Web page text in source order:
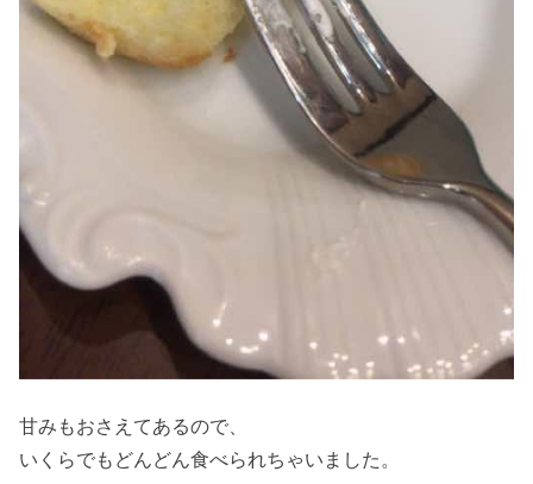
甘みもおさえてあるので、
いくらでもどんどん食べられちゃいました。